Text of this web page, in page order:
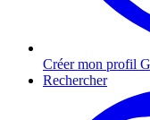
Créer mon profil
Rechercher